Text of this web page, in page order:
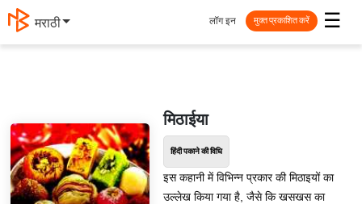
मराठी ☰
लॉग इन मुक्त प्रकाशित करें
मिठाईया
हिंदी पकाने की विधि
इस कहानी में विभिन्न प्रकार की मिठाइयों का
उल्लेख किया गया है, जैसे कि खसखस का